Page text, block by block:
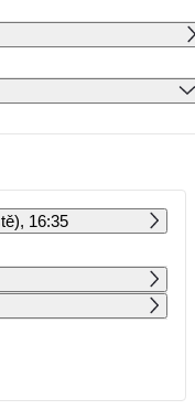
PÁ SO NE
16:35